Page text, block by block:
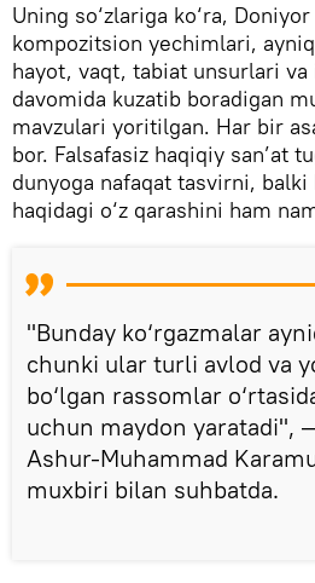
Uning so‘zlariga ko‘ra,
kompozitsion yechimlari,
hayot, vaqt, tabiat unsurlari
davomida kuzatib boradigan
mavzulari yoritilgan. Har bir
bor. Falsafasiz haqiqiy san’at
dunyoga nafaqat tasvirni,
haqidagi o‘z qarashini ham
"Bunday ko‘rgazmalar
chunki ular turli avlod va
bo‘lgan rassomlar
uchun maydon yaratadi",
Ashur-Muhammad
muxbiri bilan suhbatda.